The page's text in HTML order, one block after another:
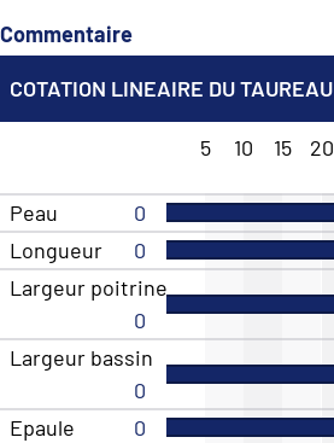
Commentaire
COTATION LINEAIRE DU TAUREAU
5 10 15 20
Peau
0
Longueur
0
Largeur poitrine
0
Largeur bassin
0
Epaule
0